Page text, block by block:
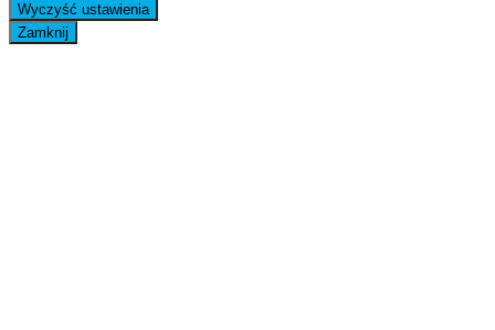
Wyczyść ustawienia
Zamknij